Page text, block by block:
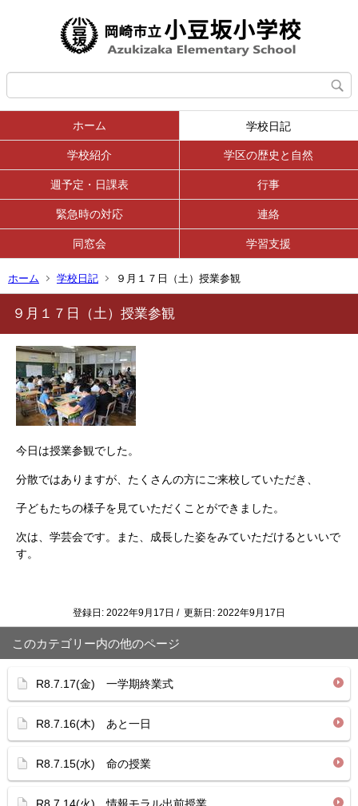
ホーム 学校日記
学校紹介 学区の歴史と自然
週予定・日課表 行事
緊急時の対応 連絡
同窓会 学習支援
ホーム 学校日記 ９月１７日（土）授業参観
９月１７日（土）授業参観
今日は授業参観でした。
分散ではありますが、たくさんの方にご来校していただき、
子どもたちの様子を見ていただくことができました。
次は、学芸会です。また、成長した姿をみていただけるといいで
す。
登録日: 2022年9月17日 / 更新日: 2022年9月17日
このカテゴリー内の他のページ
R8.7.17(金) 一学期終業式
R8.7.16(木) あと一日
R8.7.15(水) 命の授業